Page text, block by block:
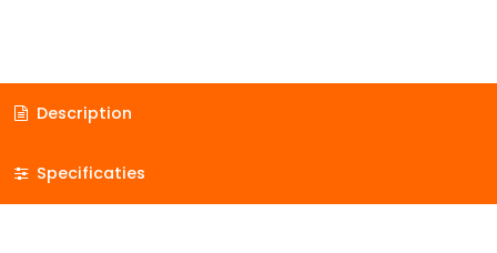
Description
Specificaties